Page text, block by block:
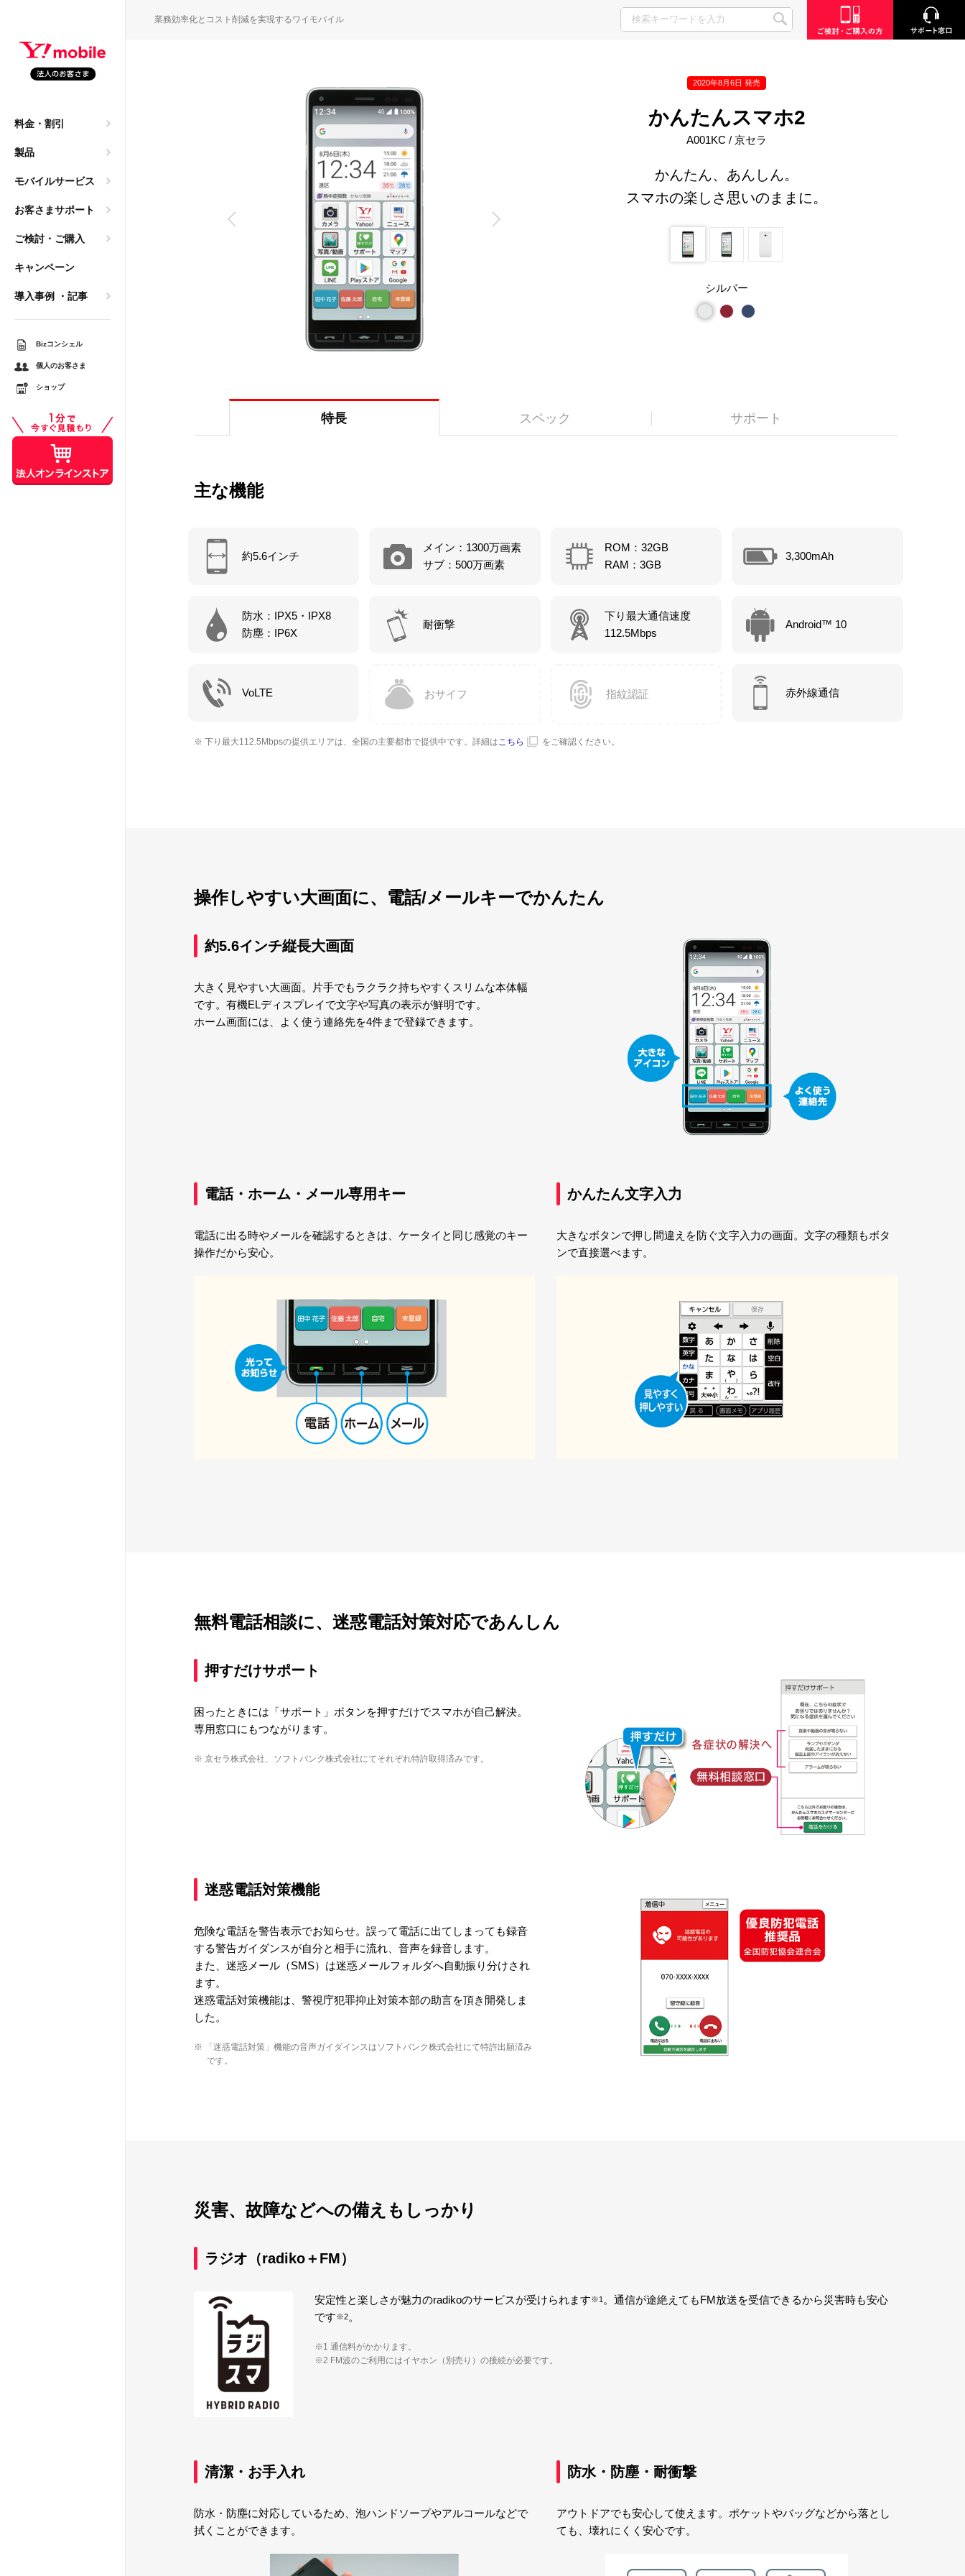
料金・割引
製品
モバイルサービス
お客さまサポート
ご検討・ご購入
キャンペーン
導入事例 ・記事
人携帯へ。レンタ
年？「まだ使える」
換え
リットとは？ スマ
Bizコンシェル
個人のお客さま
ショップ
業務効率化とコスト削減を実現するワイモバイル
SEARCH
サポート窓口
2020年8月6日 発売
かんたんスマホ2
A001KC / 京セラ
かんたん、あんしん。
スマホの楽しさ思いのままに。
シルバー
特長 スペック サポート
主な機能
約5.6インチ
メイン：1300万画素
サブ：500万画素
ROM：32GB
RAM：3GB
3,300mAh
防水：IPX5・IPX8
防塵：IP6X
耐衝撃
下り最大通信速度
112.5Mbps
Android™ 10
VoLTE おサイフ 指紋認証 赤外線通信
※ 下り最大112.5Mbpsの提供エリアは、全国の主要都市で提供中です。詳細はこちら をご確認ください。
操作しやすい大画面に、電話/メールキーでかんたん
約5.6インチ縦長大画面
大きく見やすい大画面。片手でもラクラク持ちやすくスリムな本体幅
です。有機ELディスプレイで文字や写真の表示が鮮明です。
ホーム画面には、よく使う連絡先を4件まで登録できます。
電話・ホーム・メール専用キー
電話に出る時やメールを確認するときは、ケータイと同じ感覚のキー
操作だから安心。
かんたん文字入力
大きなボタンで押し間違えを防ぐ文字入力の画面。文字の種類もボタ
ンで直接選べます。
無料電話相談に、迷惑電話対策対応であんしん
押すだけサポート
困ったときには「サポート」ボタンを押すだけでスマホが自己解決。
専用窓口にもつながります。
※ 京セラ株式会社、ソフトバンク株式会社にてそれぞれ特許取得済みです。
迷惑電話対策機能
危険な電話を警告表示でお知らせ。誤って電話に出てしまっても録音
する警告ガイダンスが自分と相手に流れ、音声を録音します。
また、迷惑メール（SMS）は迷惑メールフォルダへ自動振り分けされ
ます。
迷惑電話対策機能は、警視庁犯罪抑止対策本部の助言を頂き開発しま
した。
※ 「迷惑電話対策」機能の音声ガイダインスはソフトバンク株式会社にて特許出願済み
です。
災害、故障などへの備えもしっかり
ラジオ（radiko＋FM）
安定性と楽しさが魅力のradikoのサービスが受けられます※1。通信が途絶えてもFM放送を受信できるから災害時も安心
です※2。
※1 通信料がかかります。
※2 FM波のご利用にはイヤホン（別売り）の接続が必要です。
清潔・お手入れ
防水・防塵に対応しているため、泡ハンドソープやアルコールなどで
拭くことができます。
防水・防塵・耐衝撃
アウトドアでも安心して使えます。ポケットやバッグなどから落とし
ても、壊れにくく安心です。